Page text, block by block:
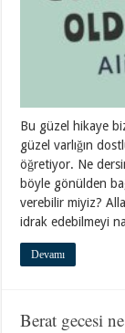
Bu güzel hikaye
güzel varlığın
öğretiyor. Ne
böyle gönülden
verebilir miyiz?
idrak edebilmeyi
Devamı
Berat gecesi